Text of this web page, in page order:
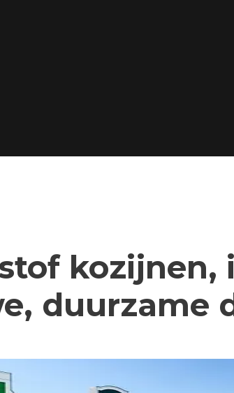
kozijnen,
duurzame